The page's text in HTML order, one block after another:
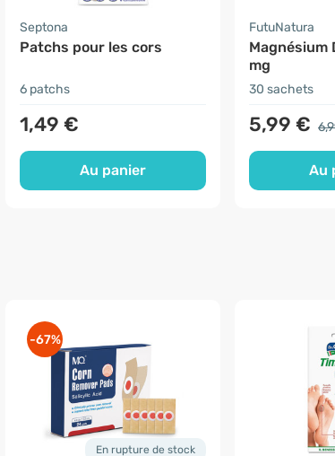
Septona
Patchs pour les cors
6 patchs
1,49 €
Au panier
FutuNatura
Magnésium
mg
30 sachets
5,99 €
Au
-67%
En rupture de stock